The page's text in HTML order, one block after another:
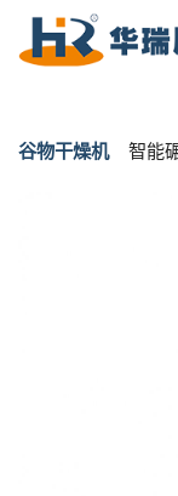
谷物干燥机 智能